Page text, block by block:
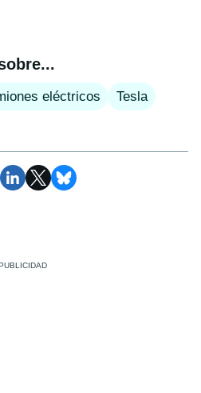
eléctricos
Tesla